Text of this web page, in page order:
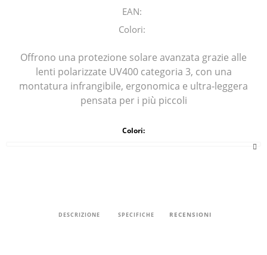
EAN:
Colori:
Offrono una protezione solare avanzata grazie alle
lenti polarizzate UV400 categoria 3, con una
montatura infrangibile, ergonomica e ultra-leggera
pensata per i più piccoli
Colori:
DESCRIZIONE SPECIFICHE RECENSIONI